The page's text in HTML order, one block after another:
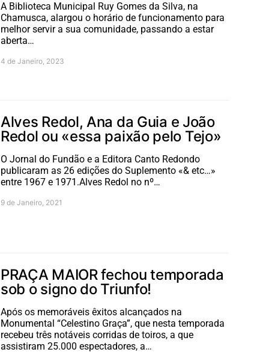
A Biblioteca Municipal Ruy Gomes da Silva, na
Chamusca, alargou o horário de funcionamento para
melhor servir a sua comunidade, passando a estar
aberta…
4 de Janeiro, 2023
Alves Redol, Ana da Guia e João
Redol ou «essa paixão pelo Tejo»
O Jornal do Fundão e a Editora Canto Redondo
publicaram as 26 edições do Suplemento «& etc…»
entre 1967 e 1971.Alves Redol no nº…
9 de Janeiro, 2021
PRAÇA MAIOR fechou temporada
sob o signo do Triunfo!
Após os memoráveis êxitos alcançados na
Monumental “Celestino Graça”, que nesta temporada
recebeu três notáveis corridas de toiros, a que
assistiram 25.000 espectadores, a…